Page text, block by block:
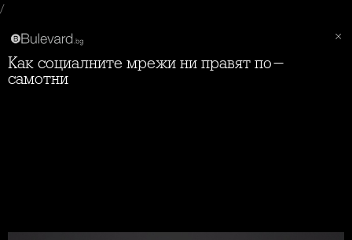
/
Как социалните мрежи ни правят по-
самотни